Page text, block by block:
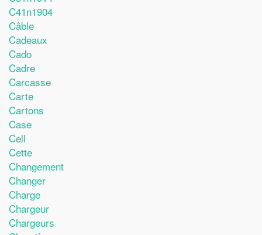
C41n1904
Câble
Cadeaux
Cado
Cadre
Carcasse
Carte
Cartons
Case
Cell
Cette
Changement
Changer
Charge
Chargeur
Chargeurs